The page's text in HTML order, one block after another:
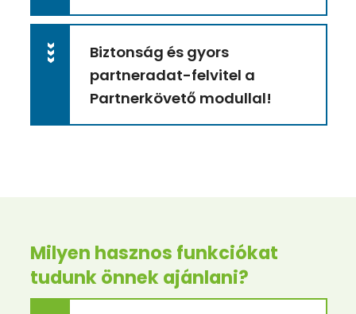
>>>
Biztonság és gyors
partneradat-felvitel a
Partnerkövető modullal!
Milyen hasznos funkciókat
tudunk önnek ajánlani?